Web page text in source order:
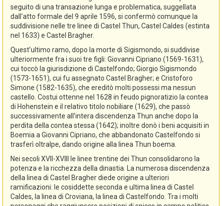
seguito di una transazione lunga e problematica, suggellata
dall'atto formale del 9 aprile 1596, si confermò comunque la
suddivisione nelle tre linee di Castel Thun, Castel Caldes (estinta
nel 1633) e Castel Bragher.
Quest’ultimo ramo, dopo la morte di Sigismondo, si suddivise
ulteriormente fra i suoi tre figli: Giovanni Cipriano (1569-1631),
cui toccò la giurisdizione di Castelfondo; Giorgio Sigismondo
(1573-1651), cui fu assegnato Castel Bragher; e Cristoforo
Simone (1582-1635), che ereditò molti possessi ma nessun
castello. Costui ottenne nel 1628 in feudo pignoratizio la contea
di Hohenstein e il relativo titolo nobiliare (1629), che passò
successivamente all’intera discendenza Thun anche dopo la
perdita della contea stessa (1642); inoltre donò i beni acquisiti in
Boemia a Giovanni Cipriano, che abbandonato Castelfondo si
trasferì oltralpe, dando origine alla linea Thun boema.
Nei secoli XVII-XVIII le linee trentine dei Thun consolidarono la
potenza e la ricchezza della dinastia. La numerosa discendenza
della linea di Castel Bragher diede origine a ulteriori
ramificazioni: le cosiddette seconda e ultima linea di Castel
Caldes, la linea di Croviana, la linea di Castelfondo. Tra i molti